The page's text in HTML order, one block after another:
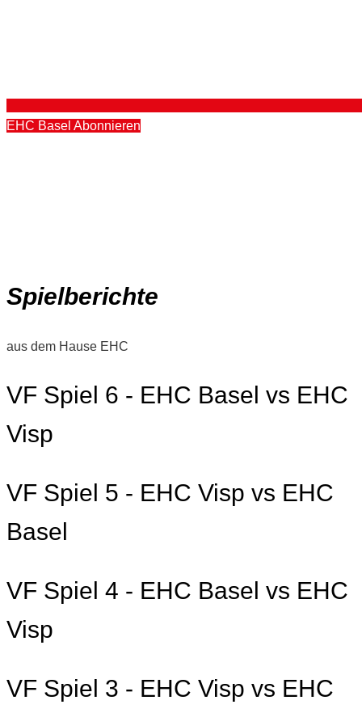
EHC Basel Abonnieren
Spielberichte
aus dem Hause EHC
VF Spiel 6 - EHC Basel vs EHC
Visp
VF Spiel 5 - EHC Visp vs EHC
Basel
VF Spiel 4 - EHC Basel vs EHC
Visp
VF Spiel 3 - EHC Visp vs EHC